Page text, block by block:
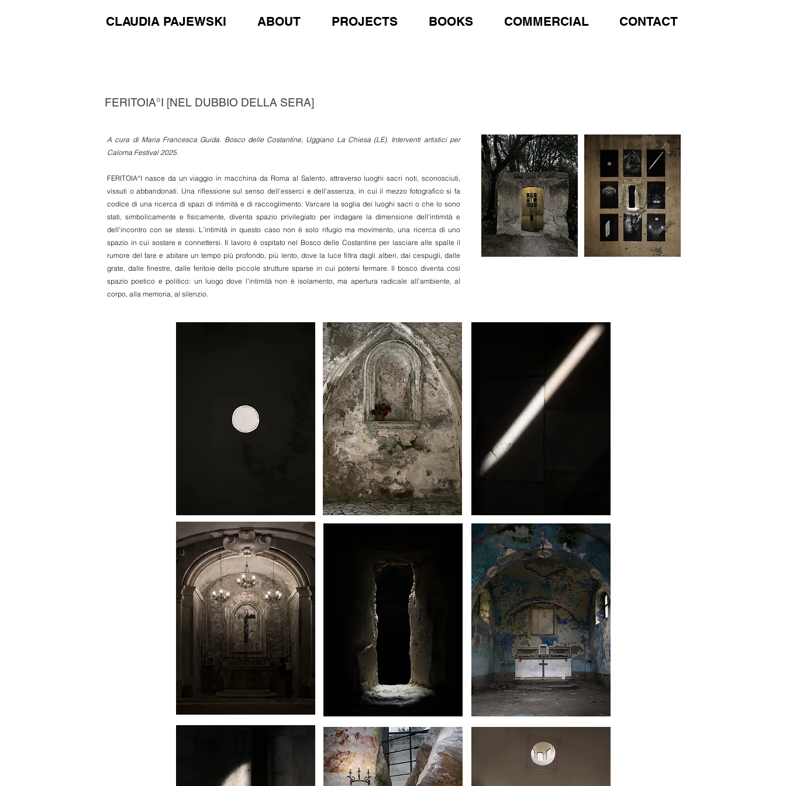
CLAUDIA PAJEWSKI ABOUT PROJECTS BOOKS COMMERCIAL CONTACT
FERITOIA°I [NEL DUBBIO DELLA SERA]
A cura di Maria Francesca Guida. Bosco delle Costantine, Uggiano La Chiesa (LE). Interventi artistici per
Caloma Festival 2025.
FERITOIA°I nasce da un viaggio in macchina da Roma al Salento, attraverso luoghi sacri noti, sconosciuti,
vissuti o abbandonati. Una riflessione sul senso dell'esserci e dell'assenza, in cui il mezzo fotografico si fa
codice di una ricerca di spazi di intimità e di raccoglimento. Varcare la soglia dei luoghi sacri o che lo sono
stati, simbolicamente e fisicamente, diventa spazio privilegiato per indagare la dimensione dell'intimità e
dell'incontro con se stessi. L'intimità in questo caso non è solo rifugio ma movimento, una ricerca di uno
spazio in cui sostare e connettersi. Il lavoro è ospitato nel Bosco delle Costantine per lasciare alle spalle il
rumore del fare e abitare un tempo più profondo, più lento, dove la luce filtra dagli alberi, dai cespugli, dalle
grate, dalle finestre, dalle feritoie delle piccole strutture sparse in cui potersi fermare. Il bosco diventa così
spazio poetico e politico: un luogo dove l'intimità non è isolamento, ma apertura radicale all'ambiente, al
corpo, alla memoria, al silenzio.